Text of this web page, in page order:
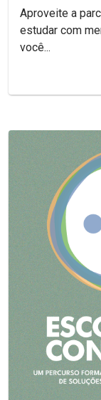
Aproveite a
estudar com
você...